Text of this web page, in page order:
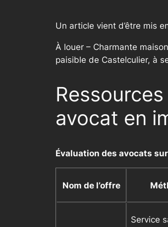
Un article vient d’être mis
À louer – Charmante
paisible de Castelculier, à
avocat en
Évaluation des avocats
Nom de l’offre
Service